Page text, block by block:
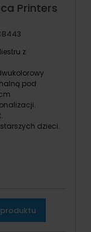
Printers
z
pod
dzieci.
produktu